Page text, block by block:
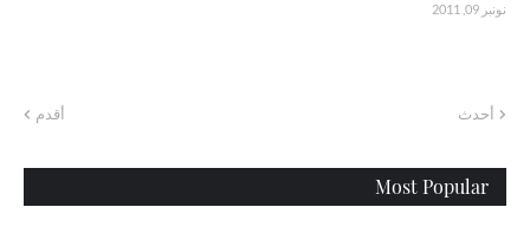
نونبر 09, 2011
أحدث أقدم
Most Popular